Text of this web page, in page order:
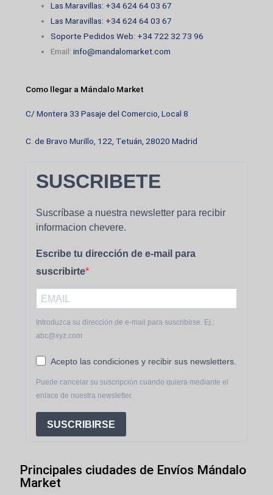
Las Maravillas: +34 624 64 03 67
Las Maravillas: +34 624 64 03 67
Soporte Pedidos Web: +34 722 32 73 96
Email:info@mandalomarket.com
Como llegar a Mándalo Market
C/ Montera 33 Pasaje del Comercio, Local 8
C. de Bravo Murillo, 122, Tetuán, 28020 Madrid
SUSCRIBETE
Suscríbase a nuestra newsletter para recibir
informacion chevere.
Escribe tu dirección de e-mail para
suscribirte
Introduzca su dirección de e-mail para suscribirse. Ej.:
abc@xyz.com
Acepto las condiciones y recibir sus newsletters.
Puede cancelar su suscripción cuando quiera mediante el
enlace de nuestra newsletter.
SUSCRIBIRSE
Principales ciudades de Envíos Mándalo
Market